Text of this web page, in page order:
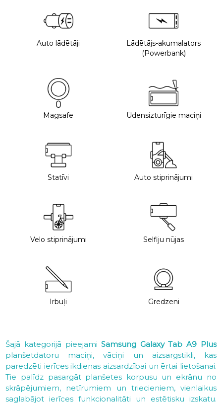
Auto lādētāji
Lādētājs-akumalators
(Powerbank)
Magsafe Ūdensizturīgie maciņi
Statīvi Auto stiprinājumi
Velo stiprinājumi Selfiju nūjas
Irbuļi Gredzeni
Šajā kategorijā pieejamiSamsung Galaxy Tab A9 Plus
planšetdatoru maciņi, vāciņi un aizsargstikli, kas
paredzēti ierīces ikdienas aizsardzībai un ērtai lietošanai.
Tie palīdz pasargāt planšetes korpusu un ekrānu no
skrāpējumiem, netīrumiem un triecieniem, vienlaikus
saglabājot ierīces funkcionalitāti un estētisku izskatu.